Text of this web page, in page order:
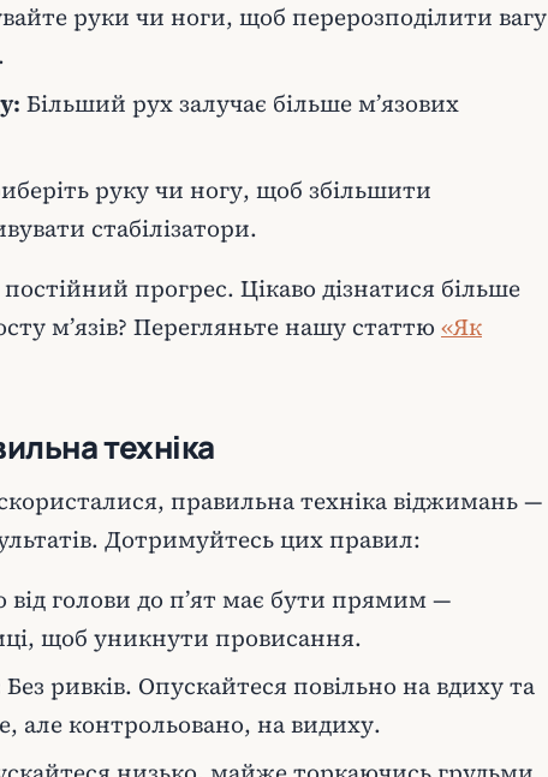
руки чи ноги, щоб перерозподілити вагу
Більший рух залучає більше м’язових
руку чи ногу, щоб збільшити
стабілізатори.
прогрес. Цікаво дізнатися більше
м’язів? Перегляньте нашу статтю «Як
техніка
правильна техніка віджимань —
Дотримуйтесь цих правил:
від голови до п’ят має бути прямим —
щоб уникнути провисання.
Без ривків. Опускайтеся повільно на вдиху та
але контрольовано, на видиху.